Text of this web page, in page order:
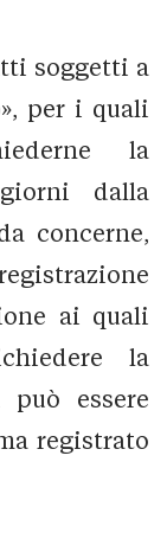
soggetti a
per i quali
la
dalla
concerne,
ai quali
la
può essere
registrato